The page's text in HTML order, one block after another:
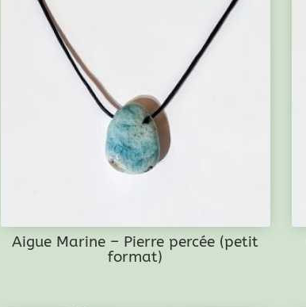
format)
Aigue Marine – Pierre percée (petit
format)